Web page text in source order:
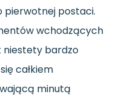
pierwotnej postaci.
wchodzących
niestety bardzo
całkiem
minutą